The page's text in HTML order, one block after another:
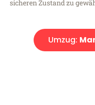
sicheren Zustand zu
Umzug: